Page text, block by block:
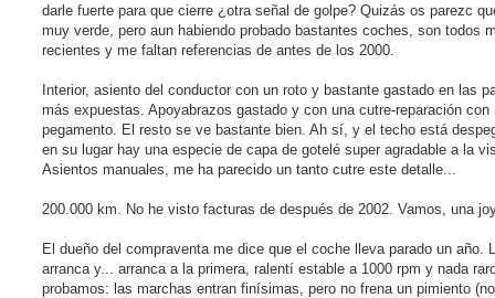
darle fuerte para que cierre ¿otra señal de golpe? Quizás os parezc
muy verde, pero aun habiendo probado bastantes coches, son todos
recientes y me faltan referencias de antes de los 2000.
Interior, asiento del conductor con un roto y bastante gastado en las
más expuestas. Apoyabrazos gastado y con una cutre-reparación con
pegamento. El resto se ve bastante bien. Ah sí, y el techo está
en su lugar hay una especie de capa de gotelé super agradable a la
Asientos manuales, me ha parecido un tanto cutre este detalle...
200.000 km. No he visto facturas de después de 2002. Vamos, una
El dueño del compraventa me dice que el coche lleva parado un año.
arranca y... arranca a la primera, ralentí estable a 1000 rpm y nada
probamos: las marchas entran finísimas, pero no frena un pimiento